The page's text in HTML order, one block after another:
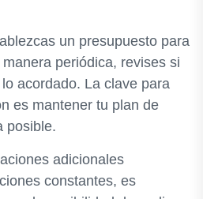
un presupuesto para
periódica, revises si
acordado. La clave para
es mantener tu plan de
posible.
adicionales
constantes, es